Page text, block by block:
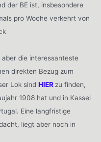
der BE ist, insbesondere
pro Woche verkehrt von
die interessanteste
direkten Bezug zum
Lok sind HIER zu finden,
1908 hat und in Kassel
Eine langfristige
liegt aber noch in